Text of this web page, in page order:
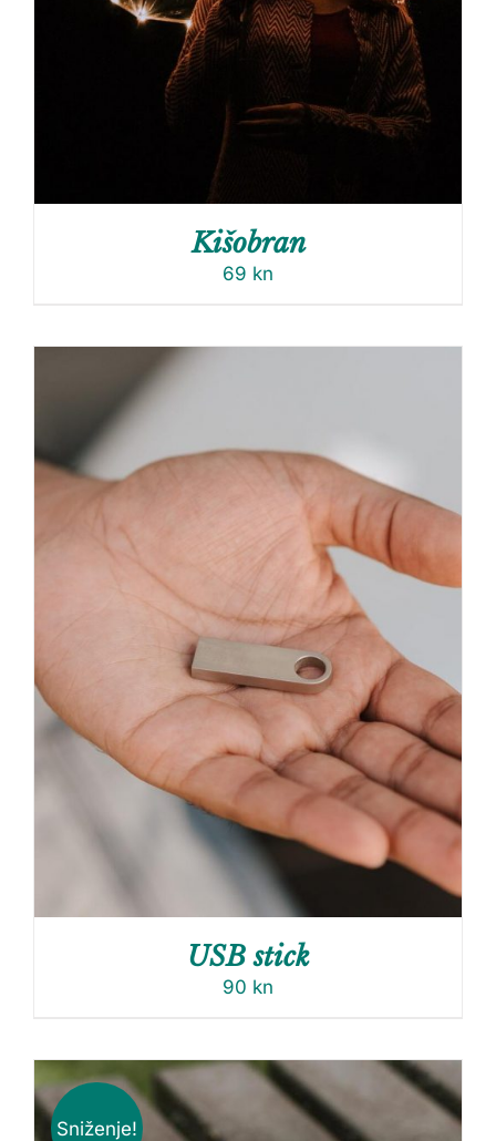
Kišobran
69 kn
USB stick
90 kn
Sniženje!